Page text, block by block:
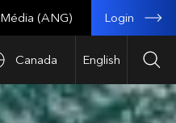
Canada English
Média (ANG) Login